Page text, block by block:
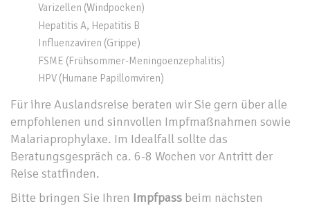
Varizellen (Windpocken)
Hepatitis A, Hepatitis B
Influenzaviren (Grippe)
FSME (Frühsommer-Meningoenzephalitis)
HPV (Humane Papillomviren)
Für ihre Auslandsreise beraten wir Sie gern über alle
empfohlenen und sinnvollen Impfmaßnahmen sowie
Malariaprophylaxe. Im Idealfall sollte das
Beratungsgespräch ca. 6-8 Wochen vor Antritt der
Reise statfinden.
Bitte bringen Sie Ihren Impfpass beim nächsten